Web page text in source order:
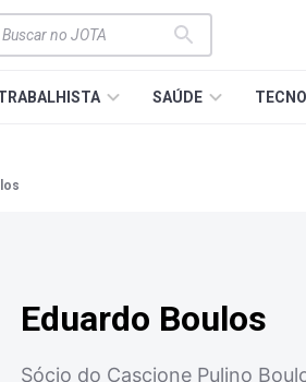
SAÚDE
Eduardo Boulos
Sócio do Cascione Pulino